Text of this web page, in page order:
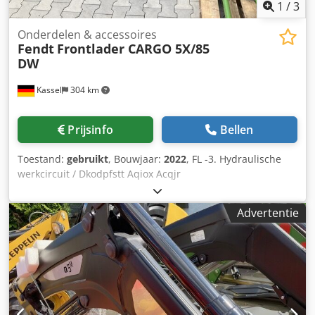
1 /3
Kassel 304 km
Onderdelen & accessoires
Fendt Frontlader CARGO 5X/85
DW
Prijsinfo Bellen
Toestand: gebruikt, Bouwjaar: 2022, FL -3. Hydraulische
werkcircuit / Dkodpfstt Aqiox Acqjr
Advertentie